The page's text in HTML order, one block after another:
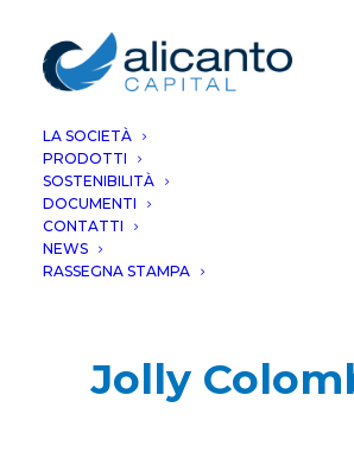
LA SOCIETÀ
PRODOTTI
SOSTENIBILITÀ
DOCUMENTI
CONTATTI
NEWS
RASSEGNA STAMPA
Jolly